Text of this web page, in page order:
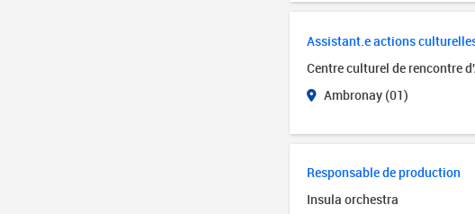
Assistant.e actions
Centre culturel de rencontre
Ambronay (01)
Responsable de production
Insula orchestra